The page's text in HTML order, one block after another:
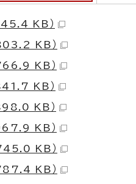
KB）
KB）
KB）
KB）
KB）
KB）
KB）
KB）